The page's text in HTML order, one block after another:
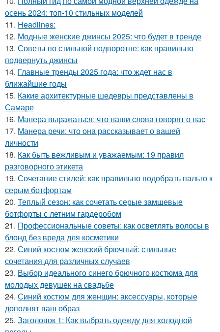
осень 2024: топ-10 стильных моделей
11. Headlines:
12. Модные женские джинсы 2025: что будет в тренде
13. Советы по стильной подворотне: как правильно
подвернуть джинсы
14. Главные тренды 2025 года: что ждет нас в
ближайшие годы
15. Какие архитектурные шедевры представлены в
Самаре
16. Манера выражаться: что наши слова говорят о нас
17. Манера речи: что она рассказывает о вашей
личности
18. Как быть вежливым и уважаемым: 19 правил
разговорного этикета
19. Сочетание стилей: как правильно подобрать пальто к
серым ботфортам
20. Теплый сезон: как сочетать серые замшевые
ботфорты с летним гардеробом
21. Профессиональные советы: как осветлять волосы в
блонд без вреда для косметики
22. Синий костюм женский брючный: стильные
сочетания для различных случаев
23. Выбор идеального синего брючного костюма для
молодых девушек на свадьбе
24. Синий костюм для женщин: аксессуары, которые
дополнят ваш образ
25. Заголовок 1: Как выбрать одежду для холодной